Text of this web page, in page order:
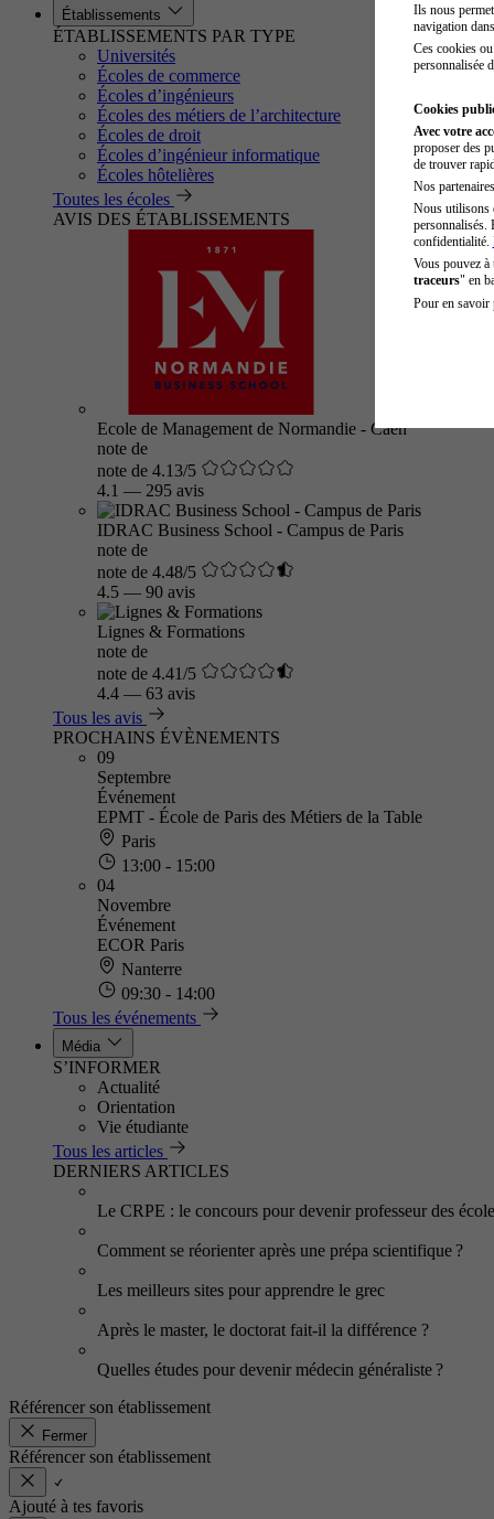
Établissements
ÉTABLISSEMENTS PAR TYPE
Universités
Écoles de commerce
Écoles d’ingénieurs
Écoles des métiers de l’architecture
Écoles de droit
Écoles d’ingénieur informatique
Écoles hôtelières
Toutes les écoles
AVIS DES ÉTABLISSEMENTS
Ecole de Management de Normandie - Caen
note de
note de 4.13/5
4.1 — 295 avis
IDRAC Business School - Campus de Paris
note de
note de 4.48/5
4.5 — 90 avis
Lignes & Formations
note de
note de 4.41/5
4.4 — 63 avis
Tous les avis
PROCHAINS ÉVÈNEMENTS
09
Septembre
Événement
EPMT - École de Paris des Métiers de la Table
Paris
13:00 - 15:00
04
Novembre
Événement
ECOR Paris
Nanterre
09:30 - 14:00
Tous les événements
Média
S’INFORMER
Actualité
Orientation
Vie étudiante
Tous les articles
DERNIERS ARTICLES
Le CRPE : le concours pour devenir professeur des
Comment se réorienter après une prépa scientifique ?
Les meilleurs sites pour apprendre le grec
Après le master, le doctorat fait-il la différence ?
Quelles études pour devenir médecin généraliste ?
Référencer son établissement
Fermer
Référencer son établissement
Ajouté à tes favoris
Ils nous
navigation
Ces cookies
personnalisée
Cookies
Avec votre
proposer des
de trouver
Nos
Nous utilisons
personnalisés.
confidentialité.
Vous pouvez
traceurs" en
Pour en